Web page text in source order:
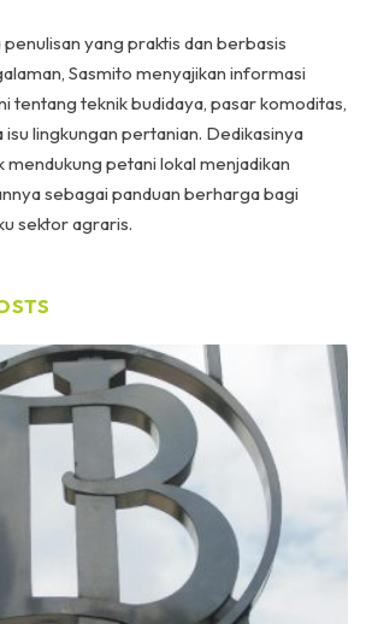
penulisan yang praktis dan berbasis
Sasmito menyajikan informasi
tentang teknik budidaya, pasar komoditas,
isu lingkungan pertanian. Dedikasinya
mendukung petani lokal menjadikan
sebagai panduan berharga bagi
sektor agraris.